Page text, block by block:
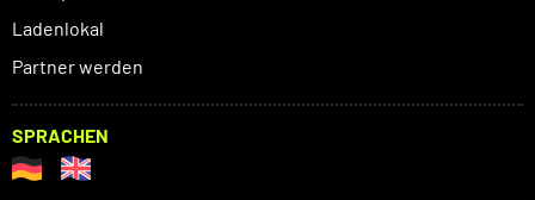
Ladenlokal
Partner werden
SPRACHEN